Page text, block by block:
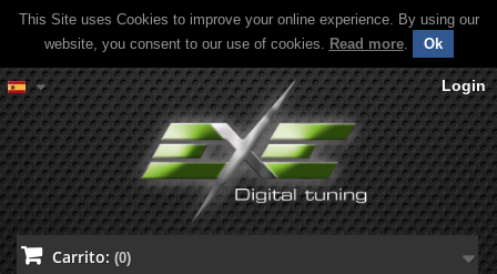
This Site uses Cookies to improve your online experience. By using our
website, you consent to our use of cookies. Read more. Ok
Login
Carrito: (0)